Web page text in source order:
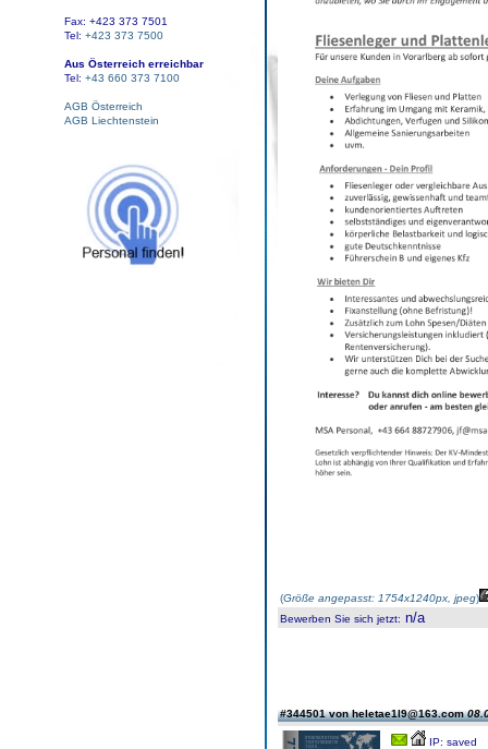
Fax: +423 373 7501
Tel: +423 373 7500
Aus Österreich erreichbar
Tel: +43 660 373 7100
AGB Österreich
AGB Liechtenstein
(Größe angepasst: 1754x1240px, jpeg)
Bewerben Sie sich jetzt: n/a
#344501 von heletae1l9@163.com
IP: saved